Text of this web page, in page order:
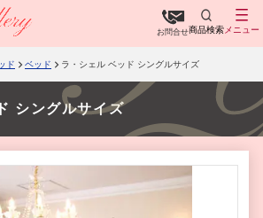
お問合せ商品検索 メニュー
ド ベッド ラ・シェル ベッド シングルサイズ
シングルサイズ